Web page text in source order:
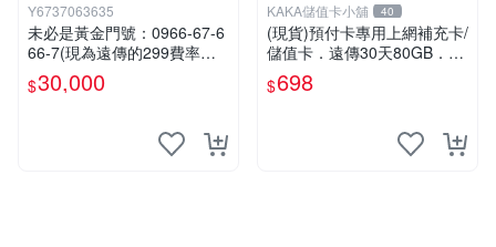
Y6737063635
未必是黃金門號：0966-67-6
66-7(現為遠傳的299費率門
號，屆時將以無約狀態過
戶)。
$30,000
KAKA儲值卡小舖 40
(現貨)預付卡專用上網補充卡/
儲值卡．遠傳30天80GB．上
網吃到飽．IF698．遠傳台灣
人可儲 [KAKA儲值卡小舖]
$698